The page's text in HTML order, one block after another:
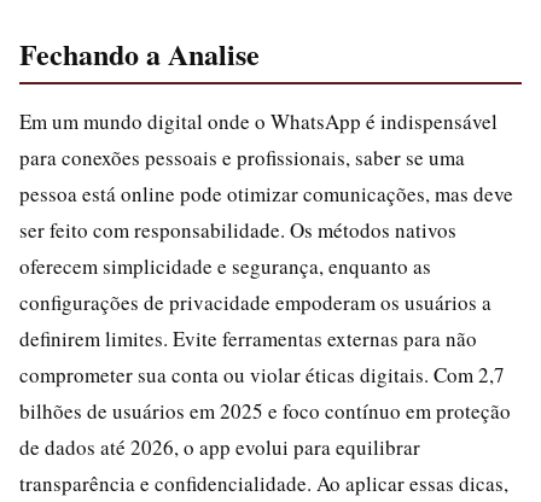
Fechando a Analise
Em um mundo digital onde o WhatsApp é indispensável
para conexões pessoais e profissionais, saber se uma
pessoa está online pode otimizar comunicações, mas deve
ser feito com responsabilidade. Os métodos nativos
oferecem simplicidade e segurança, enquanto as
configurações de privacidade empoderam os usuários a
definirem limites. Evite ferramentas externas para não
comprometer sua conta ou violar éticas digitais. Com 2,7
bilhões de usuários em 2025 e foco contínuo em proteção
de dados até 2026, o app evolui para equilibrar
transparência e confidencialidade. Ao aplicar essas dicas,